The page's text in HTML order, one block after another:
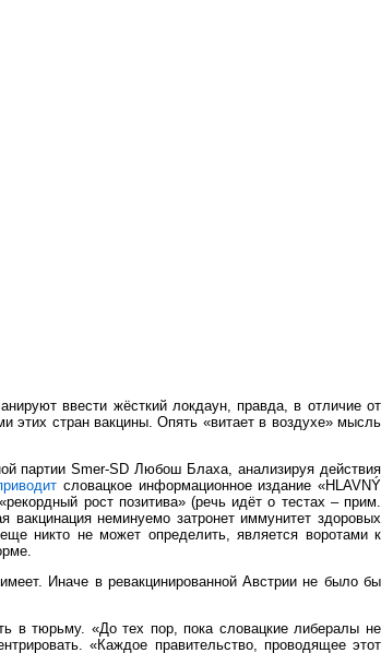
ввести жёсткий локдаун, правда, в отличие от
этих стран вакцины. Опять «витает в воздухе» мысль
партии Smer-SD Любош Блаха, анализируя действия
словацкое информационное издание «HLAVNÝ
рост позитива» (речь идёт о тестах – прим.
вакцинация неминуемо затронет иммунитет здоровых
никто не может определить, является воротами к
Иначе в ревакцинированной Австрии не было бы
в тюрьму. «До тех пор, пока словацкие либералы не
«Каждое правительство, проводящее этот